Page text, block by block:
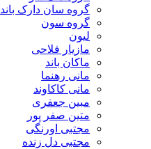
گروه سان دارک باند
گروه سون
لیون
مازیار فلاحی
ماکان باند
مانی رهنما
مانی کاکاوند
مبین جعفری
متین صفر پور
مجتبی اورنگی
مجتبی دل زنده